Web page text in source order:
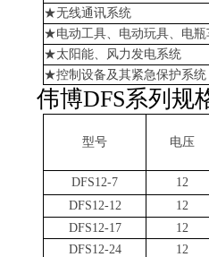
★无线通讯系统
★电动工具、电动玩具、电瓶
★太阳能、风力发电系统
★控制设备及其紧急保护系统
伟博DFS系列规
型号 电压
DFS12-7
12
DFS12-12
12
DFS12-17
12
DFS12-24
12